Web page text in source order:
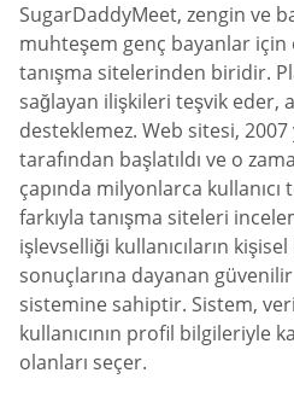
SugarDaddyMeet, zengin ve
muhteşem genç bayanlar için
tanışma sitelerinden biridir.
sağlayan ilişkileri teşvik eder,
desteklemez. Web sitesi, 2007
tarafından başlatıldı ve o
çapında milyonlarca kullanıcı
farkıyla tanışma siteleri
işlevselliği kullanıcıların
sonuçlarına dayanan
sistemine sahiptir. Sistem,
kullanıcının profil bilgileriyle
olanları seçer.